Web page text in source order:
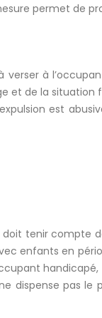
permet de
à
et de la situation
est
tenir compte
enfants en
handicapé,
dispense pas le